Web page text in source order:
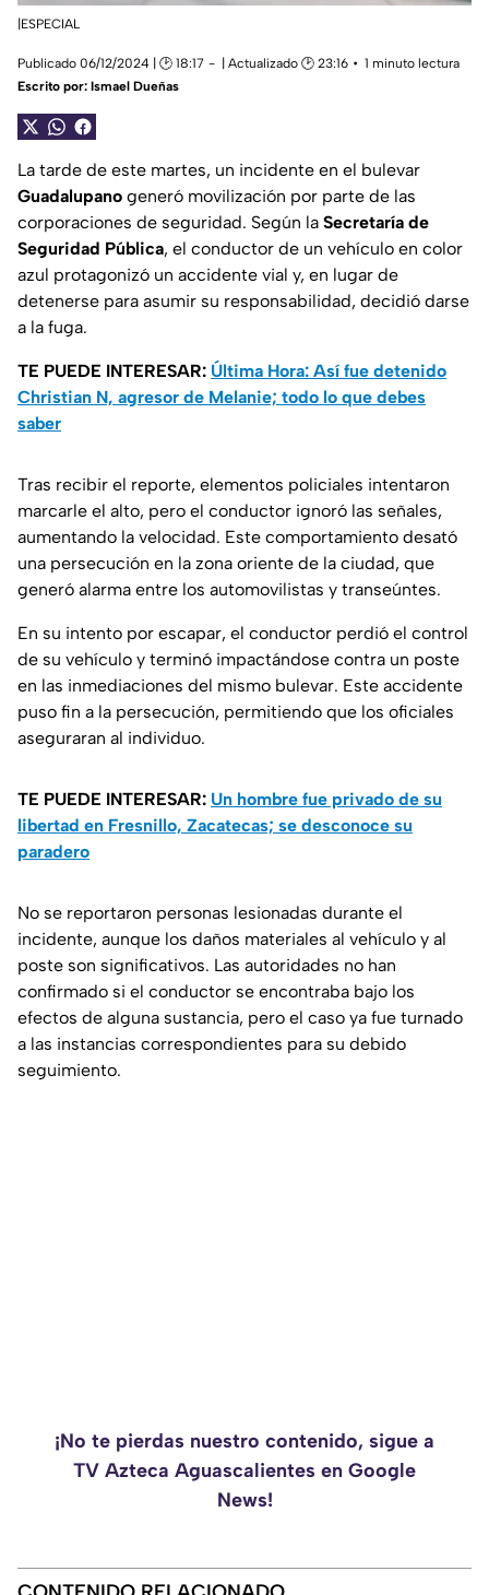
|ESPECIAL
Publicado 06/12/2024 | 🕑 18:17 | Actualizado 🕑 23:16
1 minuto lectura
Escrito por: Ismael Dueñas
La tarde de este martes, un incidente en el bulevar
Guadalupano generó movilización por parte de las
corporaciones de seguridad. Según la Secretaría de
Seguridad Pública, el conductor de un vehículo en color
azul protagonizó un accidente vial y, en lugar de
detenerse para asumir su responsabilidad, decidió darse
a la fuga.
TE PUEDE INTERESAR: Última Hora: Así fue detenido
Christian N, agresor de Melanie; todo lo que debes
saber
Tras recibir el reporte, elementos policiales intentaron
marcarle el alto, pero el conductor ignoró las señales,
aumentando la velocidad. Este comportamiento desató
una persecución en la zona oriente de la ciudad, que
generó alarma entre los automovilistas y transeúntes.
En su intento por escapar, el conductor perdió el control
de su vehículo y terminó impactándose contra un poste
en las inmediaciones del mismo bulevar. Este accidente
puso fin a la persecución, permitiendo que los oficiales
aseguraran al individuo.
TE PUEDE INTERESAR: Un hombre fue privado de su
libertad en Fresnillo, Zacatecas; se desconoce su
paradero
No se reportaron personas lesionadas durante el
incidente, aunque los daños materiales al vehículo y al
poste son significativos. Las autoridades no han
confirmado si el conductor se encontraba bajo los
efectos de alguna sustancia, pero el caso ya fue turnado
a las instancias correspondientes para su debido
seguimiento.
¡No te pierdas nuestro contenido, sigue a
TV Azteca Aguascalientes en Google
News!